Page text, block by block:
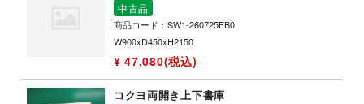
中古品
商品コード：SW1-260725FB0
W900xD450xH2150
¥ 47,080(税込)
コクヨ両開き上下書庫